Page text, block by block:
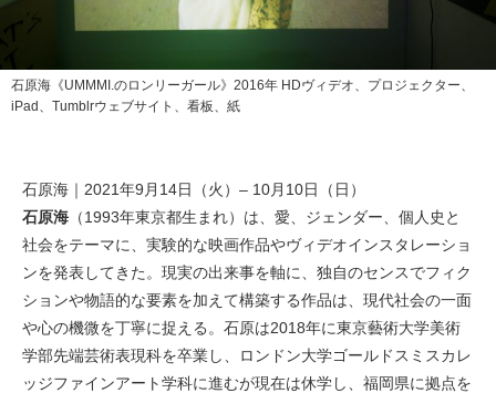
石原海《UMMMI.のロンリーガール》2016年 HDヴィデオ、プロジェクター、
iPad、Tumblrウェブサイト、看板、紙
石原海｜2021年9月14日（火）– 10月10日（日）
石原海 （1993年東京都生まれ）は、愛、ジェンダー、個人史と
社会をテーマに、実験的な映画作品やヴィデオインスタレーショ
ンを発表してきた。現実の出来事を軸に、独自のセンスでフィク
ションや物語的な要素を加えて構築する作品は、現代社会の一面
や心の機微を丁寧に捉える。石原は2018年に東京藝術大学美術
学部先端芸術表現科を卒業し、ロンドン大学ゴールドスミスカレ
ッジファインアート学科に進むが現在は休学し、福岡県に拠点を